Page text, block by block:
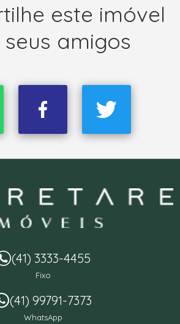
este imóvel
amigos
(41) 3333-4455
Fixo
(41) 99791-7373
WhatsApp